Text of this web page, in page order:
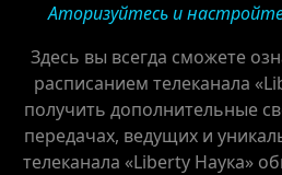
Аторизуйтесь и
Здесь вы всегда сможете
расписанием телеканала
получить дополнительные
передачах, ведущих и
телеканала «Liberty Наука»